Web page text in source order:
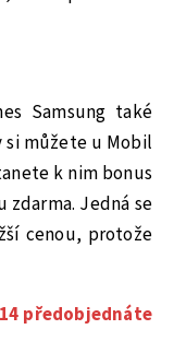
Samsung také
si můžete u Mobil
k nim bonus
zdarma. Jedná se
cenou, protože
předobjednáte